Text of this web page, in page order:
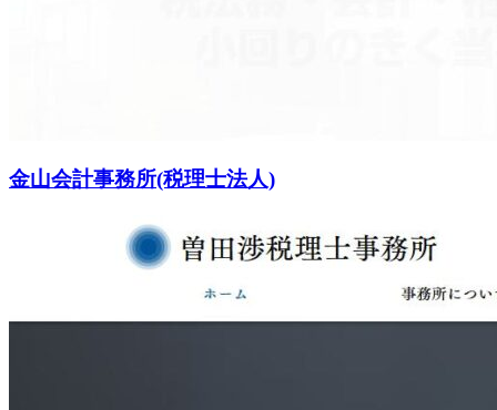
金山会計事務所(税理士法人)